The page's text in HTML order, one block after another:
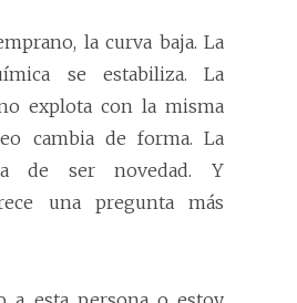
la curva baja. La
se estabiliza. La
explota con la misma
cambia de forma. La
de ser novedad. Y
una pregunta más